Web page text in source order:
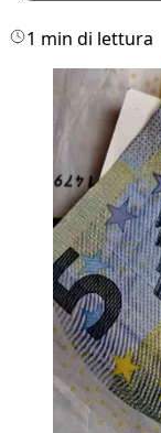
1 min di lettura